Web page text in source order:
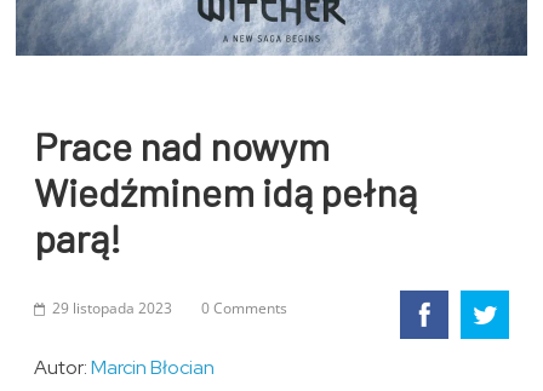
Prace nad nowym
Wiedźminem idą pełną
parą!
29 listopada 2023 0 Comments
Autor:Marcin Błocian